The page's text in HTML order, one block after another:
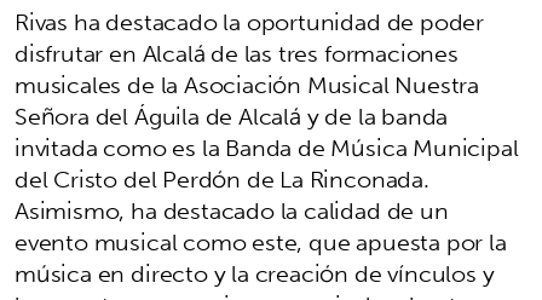
Rivas ha destacado la oportunidad de poder
disfrutar en Alcalá de las tres formaciones
musicales de la Asociación Musical Nuestra
Señora del Águila de Alcalá y de la banda
invitada como es la Banda de Música Municipal
del Cristo del Perdón de La Rinconada.
Asimismo, ha destacado la calidad de un
evento musical como este, que apuesta por la
música en directo y la creación de vínculos y